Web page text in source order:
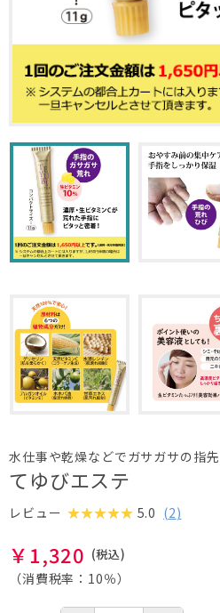
水仕事や乾燥などでガサガサの指
てゆびエステ
レビュー 5.0 (2)
￥1,320
（消費税率： 10％）